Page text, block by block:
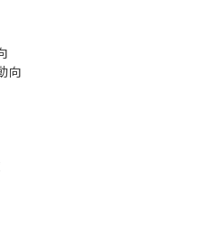
向